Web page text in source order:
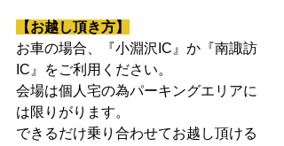
【お越し頂き方】
お車の場合、『小淵沢IC』か『南諏訪
IC』をご利用ください。
会場は個人宅の為パーキングエリアに
は限りがります。
できるだけ乗り合わせてお越し頂ける